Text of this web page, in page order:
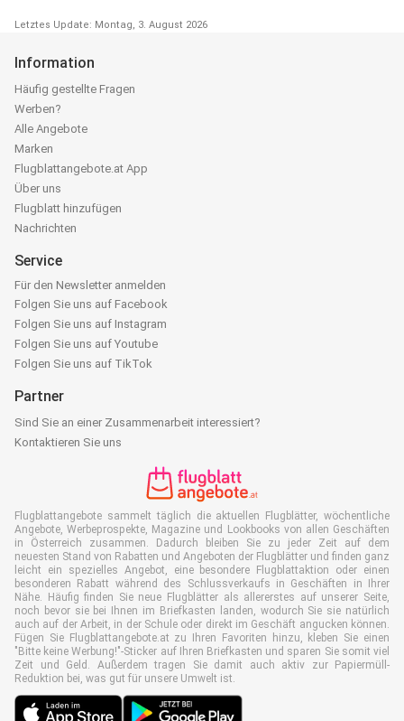
Letztes Update: Montag, 3. August 2026
Information
Häufig gestellte Fragen
Werben?
Alle Angebote
Marken
Flugblattangebote.at App
Über uns
Flugblatt hinzufügen
Nachrichten
Service
Für den Newsletter anmelden
Folgen Sie uns auf Facebook
Folgen Sie uns auf Instagram
Folgen Sie uns auf Youtube
Folgen Sie uns auf TikTok
Partner
Sind Sie an einer Zusammenarbeit interessiert?
Kontaktieren Sie uns
Flugblattangebote sammelt täglich die aktuellen Flugblätter, wöchentliche
Angebote, Werbeprospekte, Magazine und Lookbooks von allen Geschäften
in Österreich zusammen. Dadurch bleiben Sie zu jeder Zeit auf dem
neuesten Stand von Rabatten und Angeboten der Flugblätter und finden ganz
leicht ein spezielles Angebot, eine besondere Flugblattaktion oder einen
besonderen Rabatt während des Schlussverkaufs in Geschäften in Ihrer
Nähe. Häufig finden Sie neue Flugblätter als allererstes auf unserer Seite,
noch bevor sie bei Ihnen im Briefkasten landen, wodurch Sie sie natürlich
auch auf der Arbeit, in der Schule oder direkt im Geschäft angucken können.
Fügen Sie Flugblattangebote.at zu Ihren Favoriten hinzu, kleben Sie einen
"Bitte keine Werbung!"-Sticker auf Ihren Briefkasten und sparen Sie somit viel
Zeit und Geld. Außerdem tragen Sie damit auch aktiv zur Papiermüll-
Reduktion bei, was gut für unsere Umwelt ist.